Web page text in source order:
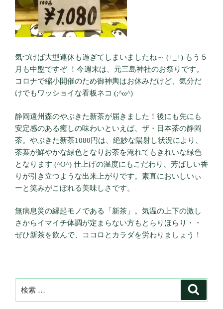
気づけば大型連休も過ぎてしまいましたね～ (+_+) もう５
月も中盤ですぞ ！今週末は、元三島神社のお祭りです。
コロナで縮小開催のため御神輿はお休みだけど、気分だ
けでもワッショイな看板ネコ (;^ω^)
静岡遠州森のやぶきた新茶が届きました！後にも先にも
安定感のある癒しの味わいといえば、ザ・日本茶の静岡
茶。やぶきた新茶1080円は、絶妙な陽射し状況により、
茶葉が鮮やかな緑色となりお茶を淹れてもきれいな緑色
となります (^O^) 仕上げの温度にもこだわり、芳ばしい香
りが引き立つような出来上がりです。素直においしいぃ
ーと笑みがこぼれる美味しさです。
無病息災の縁起モノである「新茶」。気温の上下の激し
さからイマイチ体調が定まらない方もとらりほらり・・
ぜひ新茶を飲んで、ココロとカラダを労わりましょう！
索: